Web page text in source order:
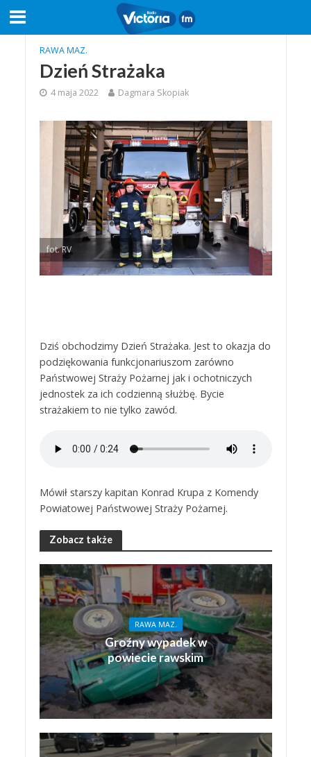
RAWA MAZ.
Dzień Strażaka
4 maja 2022 Dagmara Skopiak
fot. RV
Dziś obchodzimy Dzień Strażaka. Jest to okazja do
podziękowania funkcjonariuszom zarówno
Państwowej Straży Pożarnej jak i ochotniczych
jednostek za ich codzienną służbę. Bycie
strażakiem to nie tylko zawód.
Mówił starszy kapitan Konrad Krupa z Komendy
Powiatowej Państwowej Straży Pożarnej.
Zobacz także
RAWA MAZ.
Groźny wypadek w
powiecie rawskim